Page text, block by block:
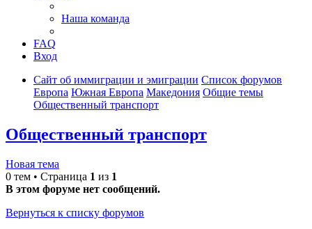
Наша команда
FAQ
Вход
Сайт об иммиграции и эмиграции Список форумов
Европа Южная Европа Македония Общие темы
Общественный транспорт
Общественный транспорт
Новая тема
0 тем • Страница 1 из 1
В этом форуме нет сообщений.
Вернуться к списку форумов